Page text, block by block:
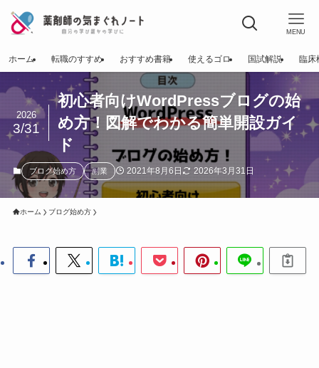
MENU
ホーム 転職のすすめ おすすめ書籍 使えるゴロ 国試解説 臨床
初心者向けWordPressブログの始
め方！図解でわかる簡単開設ガイ
ド
2026
3/31
ブログ始め方 副業 2021年8月6日 2026年3月31日
ホーム ブログ始め方